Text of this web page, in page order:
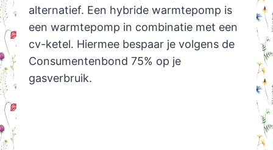
alternatief. Een hybride warmtepomp is
een warmtepomp in combinatie met een
cv-ketel. Hiermee bespaar je volgens de
Consumentenbond 75% op je
gasverbruik.